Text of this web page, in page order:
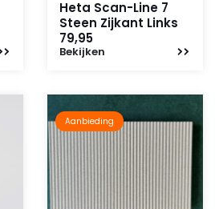
Heta Scan-Line 7
Steen Zijkant Links
79,95
Bekijken
Aanbieding